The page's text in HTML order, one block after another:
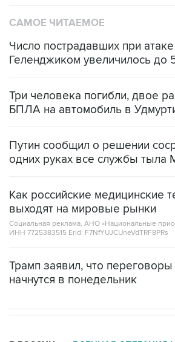
Число пострадавших при
Три человека погибли, двое
Путин сообщил о решении
Как российские медицинские
Социальная реклама, АНО «Национальные
ИНН 7725383515 Erid: F7NfYUJCUneVdTRF8PRs